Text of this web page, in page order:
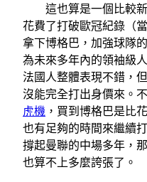
這也算是一個比較新
花費了打破歐冠紀錄（
拿下博格巴，加強球隊
為未來多年內的領袖級
法國人整體表現不錯，
沒能完全打出身價來。
虎機 ，買到博格巴是比
也有足夠的時間來繼續
撐起曼聯的中場多年，
也算不上多麼誇張了。